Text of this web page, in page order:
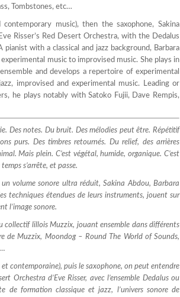
Tombstones, etc…
music), then the saxophone, Sakina
Risser’s Red Desert Orchestra, with the Dedalus
with a classical and jazz background, Barbara
music to improvised music. She plays in
and develops a repertoire of experimental
improvised and experimental music. Leading or
he plays notably with Satoko Fujii, Dave Rempis,
Des notes. Du bruit. Des mélodies peut être. Répétitif
purs. Des timbres retournés. Du relief, des arrières
Mais plein. C’est végétal, humide, organique. C’est
s’arrête, et passe.
volume sonore ultra réduit, Sakina Abdou, Barbara
techniques étendues de leurs instruments, jouent sur
l’image sonore.
collectif lillois Muzzix, jouant ensemble dans différents
de Muzzix, Moondog – Round The World of Sounds,
contemporaine), puis le saxophone, on peut entendre
Orchestra d’Eve Risser, avec l’ensemble Dedalus ou
de formation classique et jazz, l’univers sonore de